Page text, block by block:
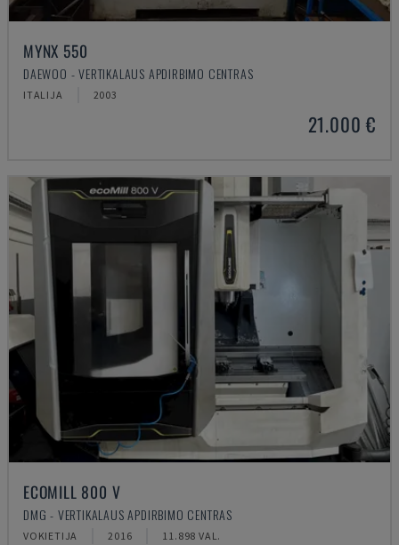
MYNX 550
DAEWOO - VERTIKALAUS APDIRBIMO CENTRAS
ITALIJA 2003
21.000 €
ECOMILL 800 V
DMG - VERTIKALAUS APDIRBIMO CENTRAS
VOKIETIJA 2016 11.898 VAL.